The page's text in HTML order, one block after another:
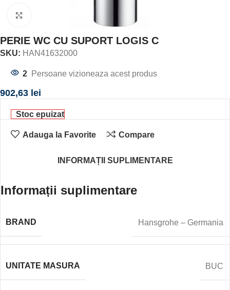
PERIE WC CU SUPORT LOGIS C
SKU: HAN41632000
2 Persoane vizioneaza acest produs
902,63 lei
Stoc epuizat
Adauga la Favorite Compare
INFORMAȚII SUPLIMENTARE
Informații suplimentare
BRAND Hansgrohe – Germania
UNITATE MASURA BUC